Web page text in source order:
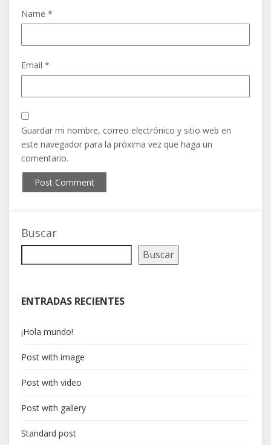
Name *
Email *
Guardar mi nombre, correo electrónico y sitio web en
este navegador para la próxima vez que haga un
comentario.
Buscar
Buscar
ENTRADAS RECIENTES
¡Hola mundo!
Post with image
Post with video
Post with gallery
Standard post